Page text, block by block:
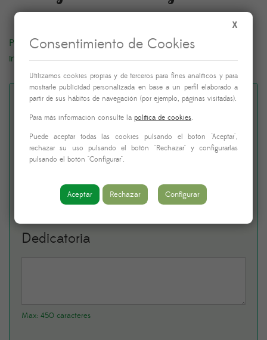
Podrás elegir la fecha y hora de entrega justo antes de
introducir los datos de pago
¿Quieres añadir una
dedicatoria al envío? (Por
favor, no uses emojis)
Adjunta un mensaje y haz que tu detalle sea aún
más especial
Dedicatoria
Max: 450 caracteres
X
Consentimiento de Cookies
Utilizamos cookies propias y de terceros para fines analíticos y para
mostrarle publicidad personalizada en base a un perfil elaborado a
partir de sus hábitos de navegación (por ejemplo, páginas visitadas).
Para más información consulte la política de cookies.
Puede aceptar todas las cookies pulsando el botón "Aceptar",
rechazar su uso pulsando el botón "Rechazar" y configurarlas
pulsando el botón "Configurar".
Aceptar Rechazar Configurar